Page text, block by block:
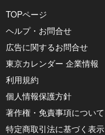
TOPページ
ヘルプ・お問合せ
広告に関するお問合せ
東京カレンダー 企業情報
利用規約
個人情報保護方針
著作権・免責事項について
特定商取引法に基づく表示